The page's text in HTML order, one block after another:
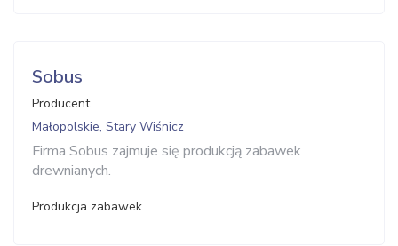
Sobus
Producent
Małopolskie, Stary Wiśnicz
Firma Sobus zajmuje się produkcją zabawek
drewnianych.
Produkcja zabawek